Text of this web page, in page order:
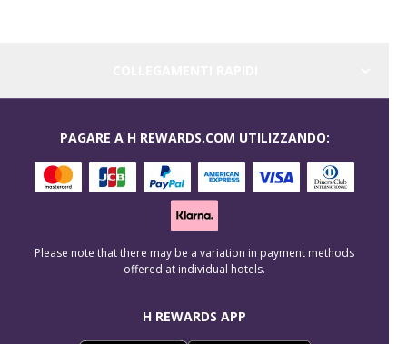
H REWARDS APP
PAGARE A H REWARDS.COM UTILIZZANDO:
Please note that there may be a variation in payment methods
offered at individual hotels.